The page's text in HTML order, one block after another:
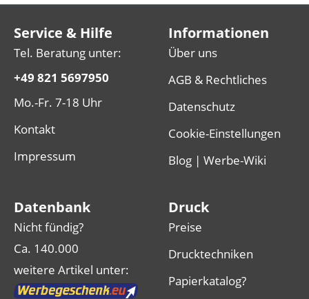
Service & Hilfe
Tel. Beratung unter:
+49 821 5697950
Mo.-Fr. 7-18 Uhr
Kontakt
Impressum
Informationen
Über uns
AGB & Rechtliches
Datenschutz
Cookie-Einstellungen
Blog | Werbe-Wiki
Datenbank
Nicht fündig?
Ca. 140.000
weitere Artikel unter:
Druck
Preise
Drucktechniken
Papierkatalog?